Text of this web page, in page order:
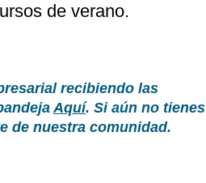
de verano.
recibiendo las
Aquí. Si aún no tienes
de nuestra comunidad.